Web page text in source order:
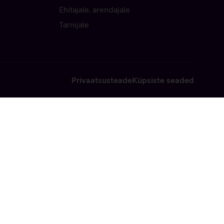
Ehitajale, arendajale
Tarnijale
PrivaatsusteadeKüpsiste seaded